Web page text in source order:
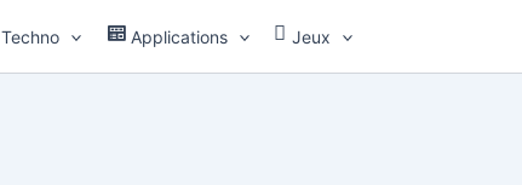
Techno Applications Jeux